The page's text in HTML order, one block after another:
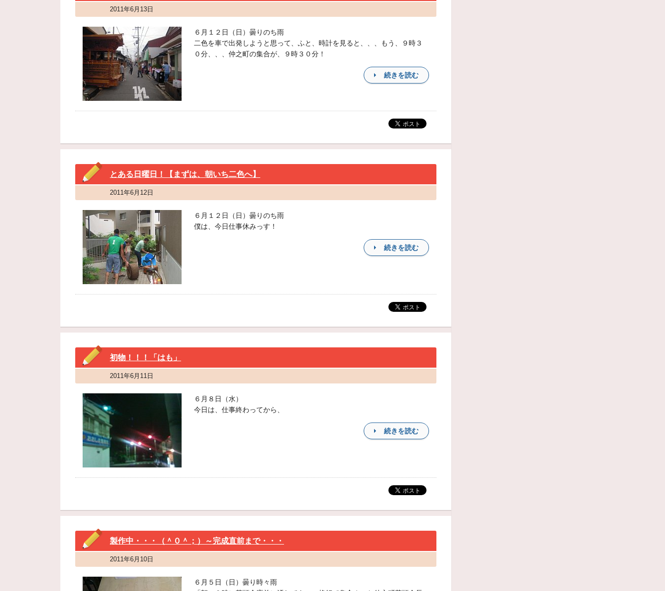
2011年6月13日
６月１２日（日）曇りのち雨
二色を車で出発しようと思って、ふと、時計を見ると、、、もう、９時３
０分、、、仲之町の集合が、９時３０分！
続きを読む
とある日曜日！【まずは、朝いち二色へ】
2011年6月12日
６月１２日（日）曇りのち雨
僕は、今日仕事休みっす！
続きを読む
初物！！！「はも」
2011年6月11日
６月８日（水）
今日は、仕事終わってから、
続きを読む
製作中・・・（＾０＾；）～完成直前まで・・・
2011年6月10日
６月５日（日）曇り時々雨